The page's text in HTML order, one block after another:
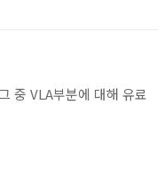
중 VLA부분에 대해 유료